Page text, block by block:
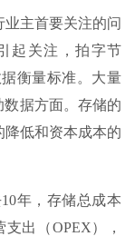
业主首要关注的问
起关注，拍字节
据衡量标准。大量
据方面。存储的
低和资本成本的
年，存储总成本
出（OPEX），